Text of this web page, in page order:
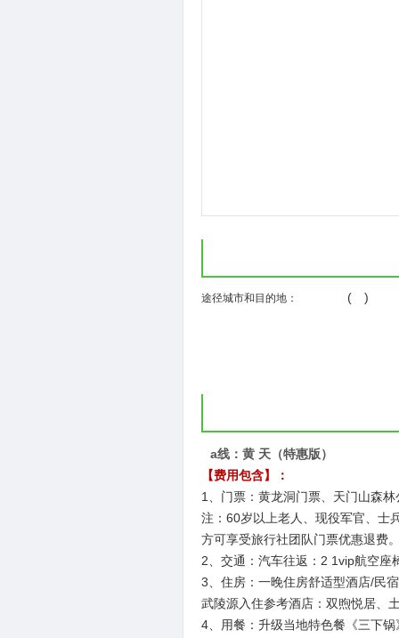
途径城市和目的地： ( )
a线：黄 天（特惠版）
【费用包含】：
1、门票：黄龙洞门票、天门山森
注：60岁以上老人、现役军官、士
方可享受旅行社团队门票优惠退费
2、交通：汽车往返：2 1vip航空座
3、住房：一晚住房舒适型酒店/民
武陵源入住参考酒店：双煦悦居、
4、用餐：升级当地特色餐《三下